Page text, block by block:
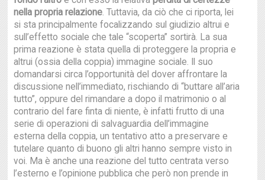
nella propria relazione. Tuttavia, da ciò che ci riporta, lei
si sta principalmente focalizzando sul giudizio altrui e
sull’effetto sociale che tale “scoperta” sortirà. La sua
prima reazione è stata quella di proteggere la propria e
altrui (ossia della coppia) immagine sociale. Il suo
domandarsi circa l’opportunità del dover affrontare la
discussione nell’immediato, rischiando di “buttare all’aria
tutto”, oppure del rimandare a dopo il matrimonio o al
contrario del fare finta di niente, è infatti frutto di una
serie di operazioni di salvaguardia dell’immagine
esterna della coppia, un tentativo atto a preservare e
tutelare quanto di buono gli altri hanno sempre visto in
voi. Ma è anche una reazione del tutto centrata verso
l’esterno e l’opinione pubblica che però non prende in